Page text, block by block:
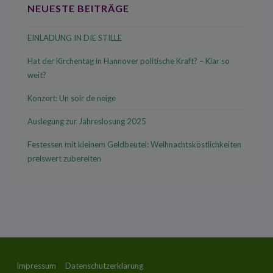
NEUESTE BEITRÄGE
EINLADUNG IN DIE STILLE
Hat der Kirchentag in Hannover politische Kraft? – Klar so
weit?
Konzert: Un soir de neige
Auslegung zur Jahreslosung 2025
Festessen mit kleinem Geldbeutel: Weihnachtsköstlichkeiten
preiswert zubereiten
Footer-
Impressum Datenschutzerklärung